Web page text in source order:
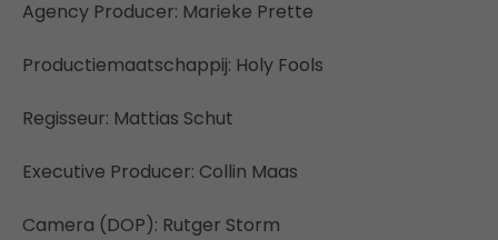
Agency Producer: Marieke Prette
Productiemaatschappij: Holy Fools
Regisseur: Mattias Schut
Executive Producer: Collin Maas
Camera (DOP): Rutger Storm